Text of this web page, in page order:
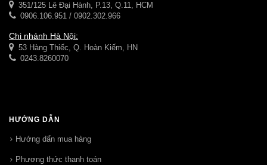
351/125 Lê Đại Hành, P.13, Q.11, HCM
0906.106.951 / 0902.302.966
Chi nhánh Hà Nội:
53 Hàng Thiếc, Q. Hoàn Kiếm, HN
0243.8260070
HƯỚNG DẪN
Hướng dẩn mua hàng
Phương thức thanh toán